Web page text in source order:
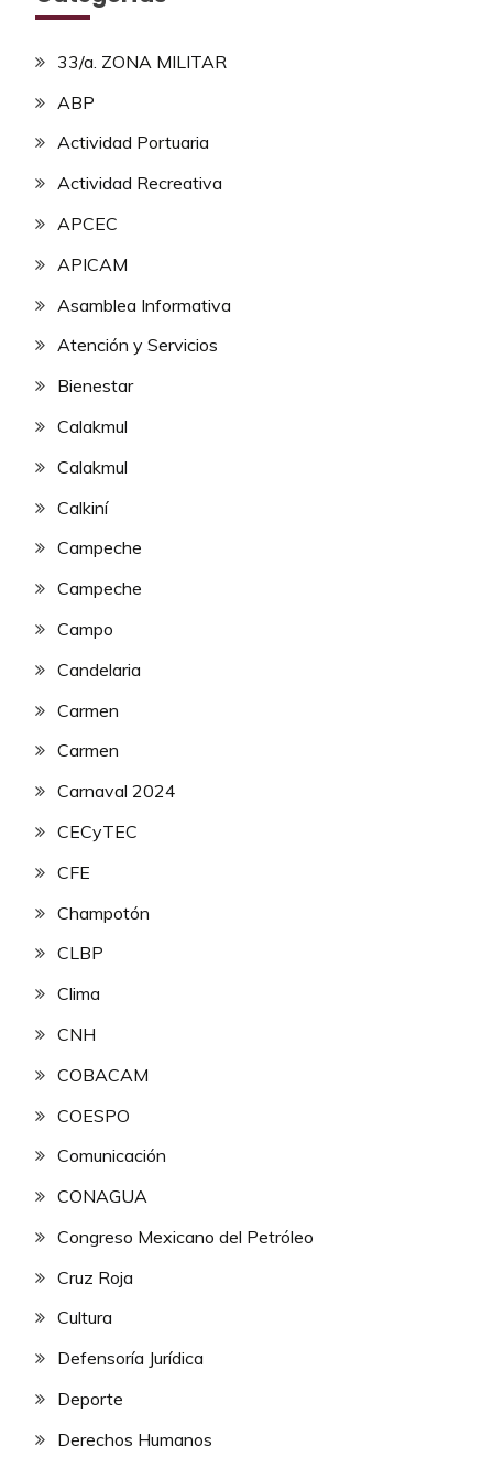
33/a. ZONA MILITAR
ABP
Actividad Portuaria
Actividad Recreativa
APCEC
APICAM
Asamblea Informativa
Atención y Servicios
Bienestar
Calakmul
Calakmul
Calkiní
Campeche
Campeche
Campo
Candelaria
Carmen
Carmen
Carnaval 2024
CECyTEC
CFE
Champotón
CLBP
Clima
CNH
COBACAM
COESPO
Comunicación
CONAGUA
Congreso Mexicano del Petróleo
Cruz Roja
Cultura
Defensoría Jurídica
Deporte
Derechos Humanos